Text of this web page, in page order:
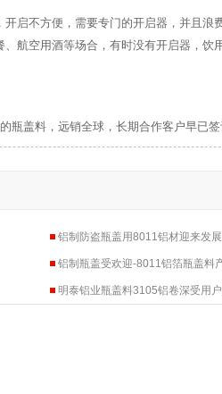
启不方便，需要专门的开启器，并且浪
航空用酒等场合，有时没有开启器，饮
瓶盖料，远销全球，长期合作客户早已签
铝制防盗瓶盖用8011铝材迎来发
铝制瓶盖受欢迎-8011铝箔瓶盖料
明泰铝业瓶盖料3105铝卷深受用